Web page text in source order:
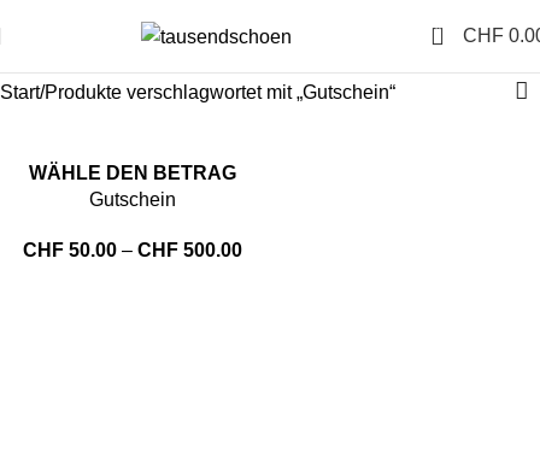
0 CHF
Start Produkte verschlagwortet mit „Gutschein“
WÄHLE DEN BETRAG
Gutschein
CHF50.00 – CHF500.00